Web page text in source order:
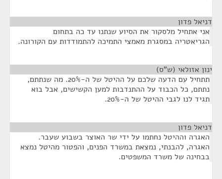
דניאל פדון
אני אתחיל מלסקור את הסיוע שנתנו עד כה בתחום
הגריאטריה במסגרת מאמצי התמיכה להתמודדות עם הקורונה.
ינון אזולאי (ש"ס)
תתחיל עם הדעה שלכם על ההיטל של ה-20%. מה שנתתם,
נתתם, כל הכבוד על ההתנדבות למען הקשישים, אבל בוא
תגיד לנו לגבי ההיטל של ה-20%.
דניאל פדון
האגרה וההיטל נחתמו על ידי שר האוצר בשבוע שעבר.
האגרה, להבנתי, נמצאת במשרד הפנים, והפטור מהיטל נמצא
בבחינה של משרד המשפטים.